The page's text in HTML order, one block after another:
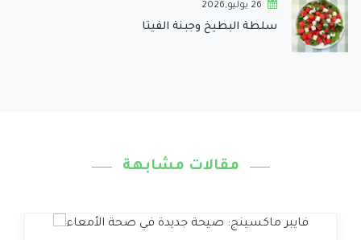
26 يوليو,2026
سلطة البطيخ وجبنة الفيتا
مقالات مشابهة